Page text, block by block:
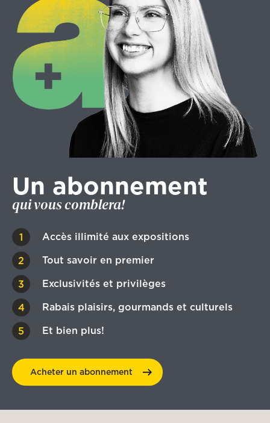
Un abonnement
qui vous comblera!
Accès illimité aux expositions
Tout savoir en premier
Exclusivités et privilèges
Rabais plaisirs, gourmands et culturels
Et bien plus!
Acheter un abonnement